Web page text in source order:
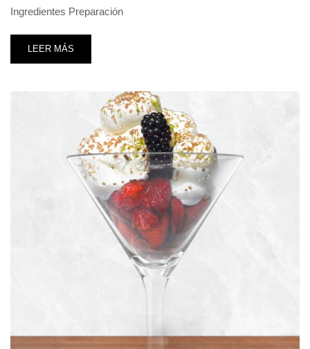
Ingredientes Preparación
LEER MÁS